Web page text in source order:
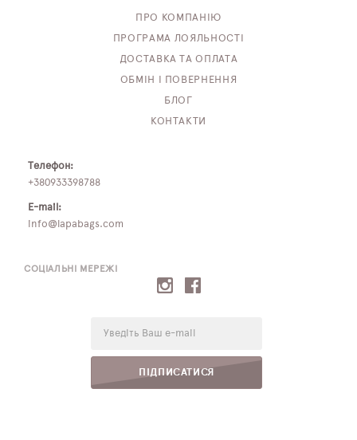
СОЦІАЛЬНІ МЕРЕЖІ
ПІДПИСАТИСЯ
ПРО КОМПАНІЮ
ПРОГРАМА ЛОЯЛЬНОСТІ
ДОСТАВКА ТА ОПЛАТА
ОБМІН І ПОВЕРНЕННЯ
БЛОГ
КОНТАКТИ
Телефон:
+380933398788
E-mail:
info@lapabags.com